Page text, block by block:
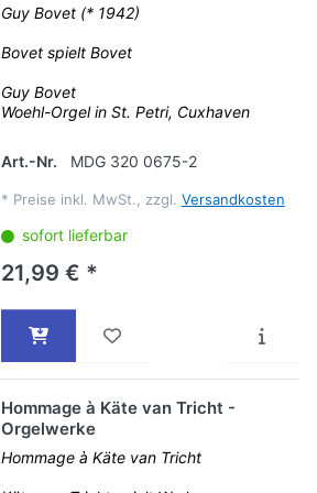
Guy Bovet (* 1942)
Bovet spielt Bovet
Guy Bovet
Woehl-Orgel in St. Petri, Cuxhaven
Art.-Nr. MDG 320 0675-2
* Preise inkl. MwSt., zzgl. Versandkosten
sofort lieferbar
21,99 € *
Hommage à Käte van Tricht -
Orgelwerke
Hommage à Käte van Tricht